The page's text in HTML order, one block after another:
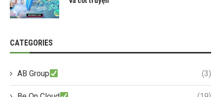
CATEGORIES
AB Group (3)